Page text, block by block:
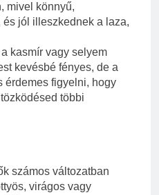
mivel könnyű,
és jól illeszkednek a laza,
kasmír vagy selyem
kevésbé fényes, de a
érdemes figyelni, hogy
többi
számos változatban
virágos vagy